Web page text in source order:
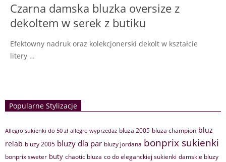
Czarna damska bluzka oversize z
dekoltem w serek z butiku
Efektowny nadruk oraz kolekcjonerski dekolt w kształcie
litery …
Popularne Stylizacje
Allegro sukienki do 50 zł allegro wyprzedaż bluza 2005 bluza champion bluz
relab bluzy 2005 bluzy dla par bluzy jordana bonprix sukienki
bonprix sweter buty chaotic bluza co do eleganckiej sukienki damskie bluzy